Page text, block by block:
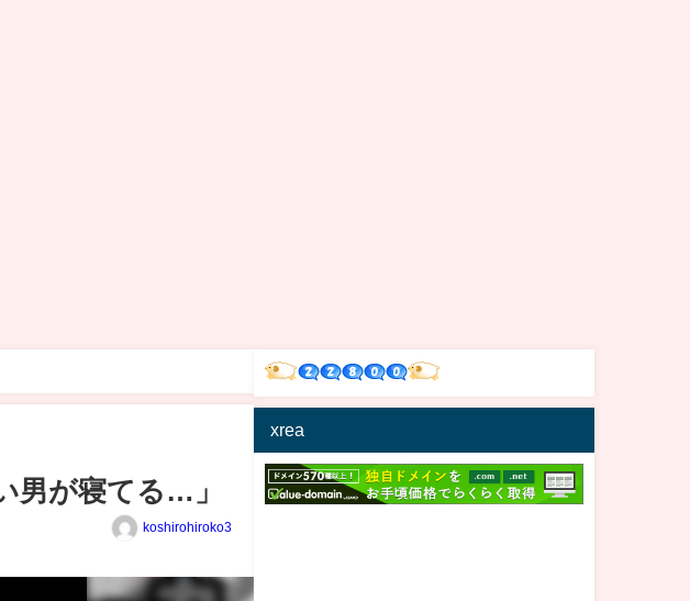
男が寝てる…」
koshirohiroko3
xrea